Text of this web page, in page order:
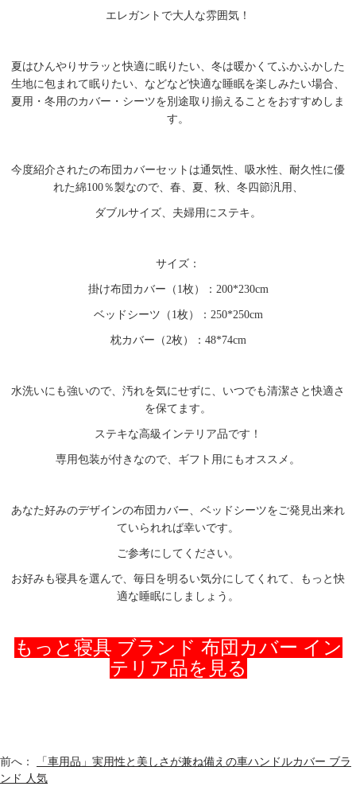
エレガントで大人な雰囲気！
夏はひんやりサラッと快適に眠りたい、冬は暖かくてふかふかした
生地に包まれて眠りたい、などなど快適な睡眠を楽しみたい場合、
夏用・冬用のカバー・シーツを別途取り揃えることをおすすめしま
す。
今度紹介されたの布団カバーセットは通気性、吸水性、耐久性に優
れた綿100％製なので、春、夏、秋、冬四節汎用、
ダブルサイズ、夫婦用にステキ。
サイズ：
掛け布団カバー（1枚）：200*230cm
ベッドシーツ（1枚）：250*250cm
枕カバー（2枚）：48*74cm
水洗いにも強いので、汚れを気にせずに、いつでも清潔さと快適さ
を保てます。
ステキな高級インテリア品です！
専用包装が付きなので、ギフト用にもオススメ。
あなた好みのデザインの布団カバー、ベッドシーツをご発見出来れ
ていられれば幸いです。
ご参考にしてください。
お好みも寝具を選んで、毎日を明るい気分にしてくれて、もっと快
適な睡眠にしましょう。
もっと寝具 ブランド 布団カバー イン
テリア品を見る
前へ：
「車用品」実用性と美しさが兼ね備えの車ハンドルカバー ブラ
ンド 人気